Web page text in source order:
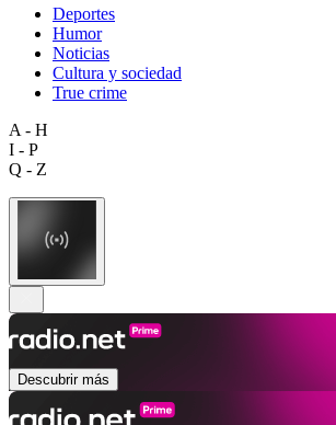
Deportes
Humor
Noticias
Cultura y sociedad
True crime
A - H
I - P
Q - Z
Descubrir más